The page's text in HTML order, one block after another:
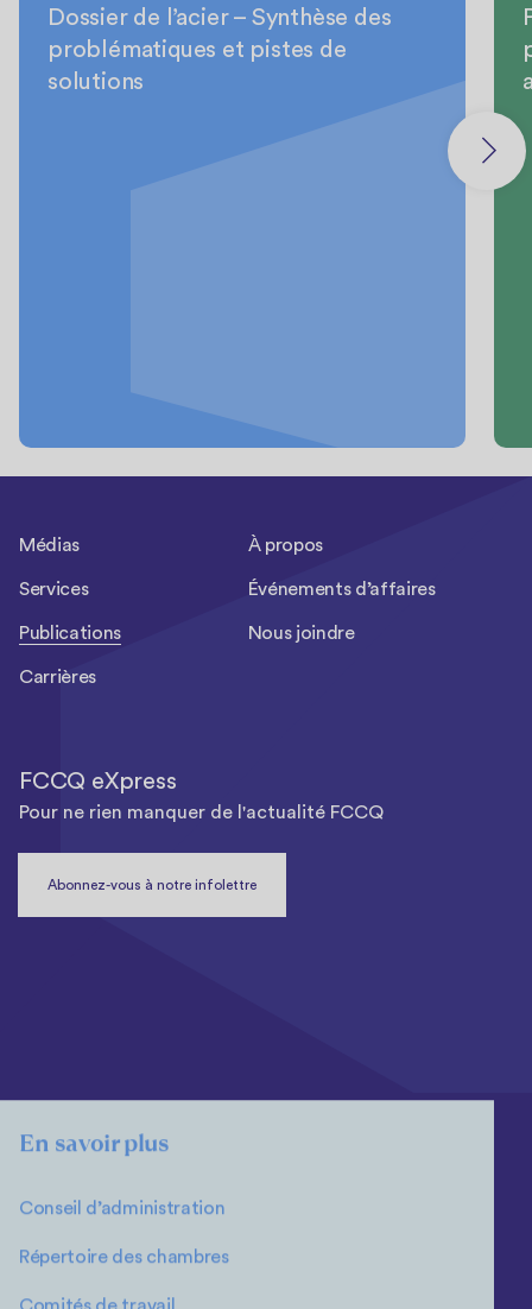
Dossier de l’acier – Synthèse des
problématiques et pistes de
solutions
En savoir plus
Conseil d’administration
Répertoire des chambres
Médias À propos
Services Événements d’affaires
Publications Nous joindre
Carrières
FCCQ eXpress
Pour ne rien manquer de l'actualité FCCQ
Abonnez-vous à notre infolettre